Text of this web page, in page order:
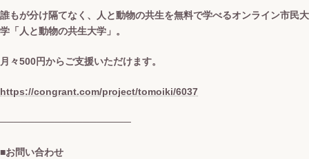
誰もが分け隔てなく、人と動物の共生を無料で学べるオンライン市民大
学「人と動物の共生大学」。
月々500円からご支援いただけます。
https://congrant.com/project/tomoiki/6037
───────────────────
■お問い合わせ